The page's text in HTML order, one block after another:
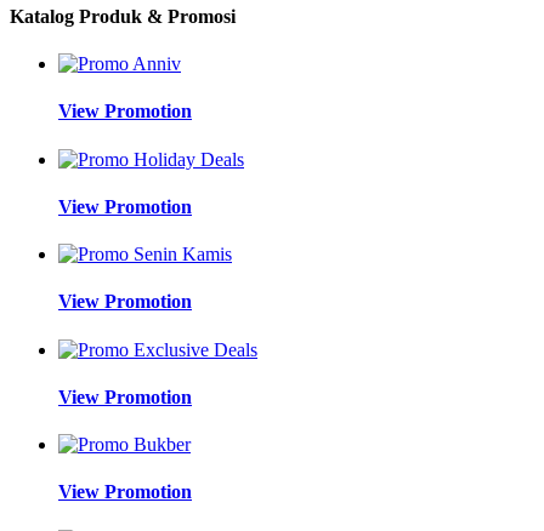
Katalog Produk & Promosi
View Promotion
View Promotion
View Promotion
View Promotion
View Promotion